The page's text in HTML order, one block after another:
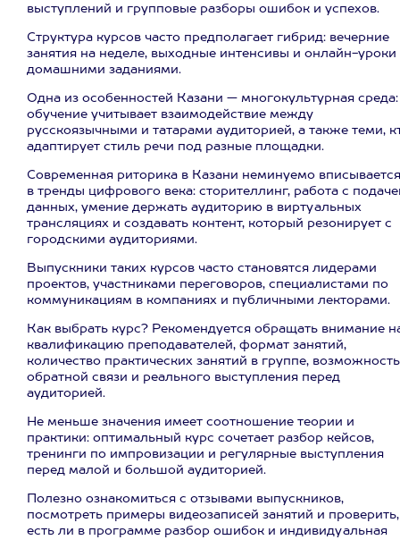
выступлений и групповые разборы ошибок и успехов.
Структура курсов часто предполагает гибрид: вечерние
занятия на неделе, выходные интенсивы и онлайн-уроки
домашними заданиями.
Одна из особенностей Казани — многокультурная среда:
обучение учитывает взаимодействие между
русскоязычными и татарами аудиторией, а также теми,
адаптирует стиль речи под разные площадки.
Современная риторика в Казани неминуемо вписывается
в тренды цифрового века: сторителлинг, работа с
данных, умение держать аудиторию в виртуальных
трансляциях и создавать контент, который резонирует с
городскими аудиториями.
Выпускники таких курсов часто становятся лидерами
проектов, участниками переговоров, специалистами по
коммуникациям в компаниях и публичными лекторами.
Как выбрать курс? Рекомендуется обращать внимание
квалификацию преподавателей, формат занятий,
количество практических занятий в группе, возможность
обратной связи и реального выступления перед
аудиторией.
Не меньше значения имеет соотношение теории и
практики: оптимальный курс сочетает разбор кейсов,
тренинги по импровизации и регулярные выступления
перед малой и большой аудиторией.
Полезно ознакомиться с отзывами выпускников,
посмотреть примеры видеозаписей занятий и проверить,
есть ли в программе разбор ошибок и индивидуальная